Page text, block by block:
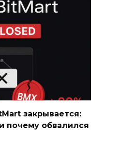
закрывается:
почему обвалился